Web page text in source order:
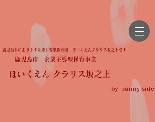
鹿児島市にあります企業主導型保育園 ほいくえんクラリス坂之上です
鹿児島市 企業主導型保育事業
ほいくえん クラリス坂之上
by sunny side